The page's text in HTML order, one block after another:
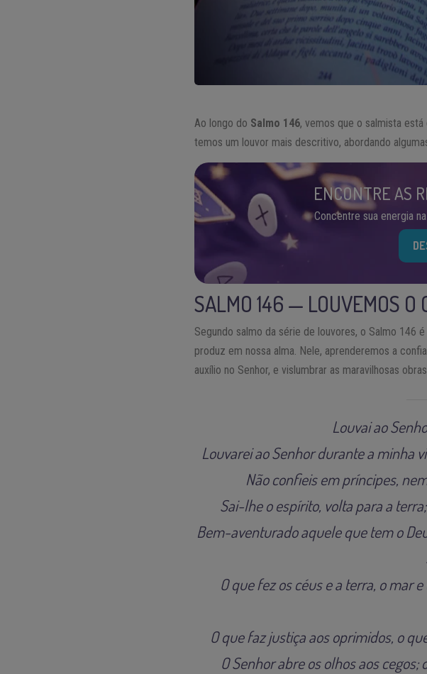
Ao longo do Salmo 146, vemos que o salmista
temos um louvor mais descritivo, abordando
ENCONTRE AS
Concentre sua energia
SALMO 146 — LOUVEMOS O
Segundo salmo da série de louvores, o Salmo 146
produz em nossa alma. Nele, aprenderemos a
auxílio no Senhor, e vislumbrar as maravilhosas
Louvai ao
Louvarei ao Senhor durante a minha
Não confieis em príncipes,
Sai-lhe o espírito, volta para a
Bem-aventurado aquele que tem o
O que fez os céus e a terra, o mar
O que faz justiça aos oprimidos, o
O Senhor abre os olhos aos